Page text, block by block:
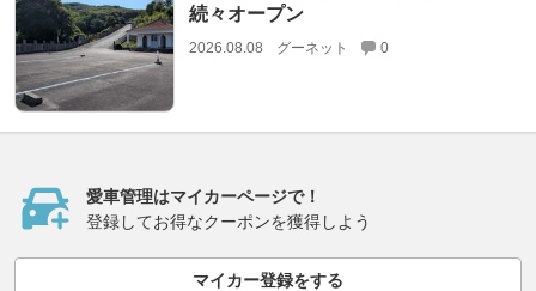
続々オープン
2026.08.08 グーネット 0
愛車管理はマイカーページで！
登録してお得なクーポンを獲得しよう
マイカー登録をする